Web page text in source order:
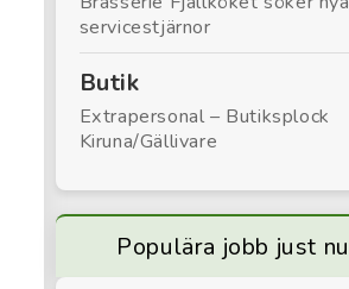
servicestjärnor
Butik
Extrapersonal – Butiksplock
Kiruna/Gällivare
Populära jobb just nu